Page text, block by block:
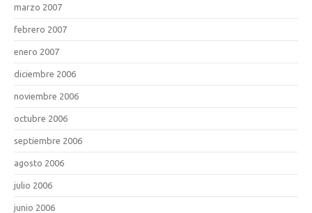
marzo 2007
febrero 2007
enero 2007
diciembre 2006
noviembre 2006
octubre 2006
septiembre 2006
agosto 2006
julio 2006
junio 2006